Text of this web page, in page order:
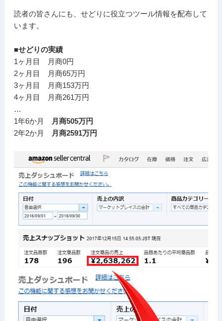
読者の皆さんにも、せどりに役立つツール情報を配布して
います。
■せどりの実績
1ヶ月目 月商0円
2ヶ月目 月商65万円
3ヶ月目 月商153万円
4ヶ月目 月商261万円
…
1年6か月
月商505万円
2年2か月
月商2591万円